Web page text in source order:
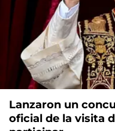
Lanzaron un
oficial de la visita